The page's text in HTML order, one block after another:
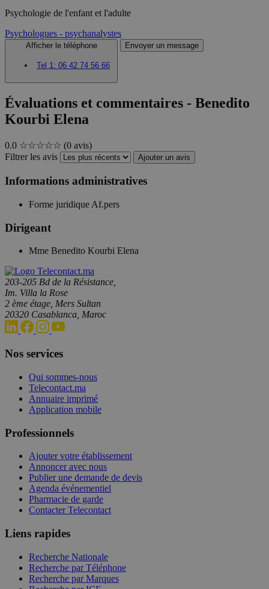
Psychologie de l'enfant et l'adulte
Psychologues - psychanalystes
Afficher le téléphone
Tel 1: 06 42 74 56 66
Envoyer un message
Évaluations et commentaires - Benedito
Kourbi Elena
0.0 ☆☆☆☆☆ (0 avis)
Filtrer les avis
Ajouter un avis
Informations administratives
Forme juridique Af.pers
Dirigeant
Mme Benedito Kourbi Elena
203-205 Bd de la Résistance,
Im. Villa la Rose
2 ème étage, Mers Sultan
20320 Casablanca, Maroc
Nos services
Qui sommes-nous
Telecontact.ma
Annuaire imprimé
Application mobile
Professionnels
Ajouter votre établissement
Annoncer avec nous
Publier une demande de devis
Agenda événementiel
Pharmacie de garde
Contacter Telecontact
Liens rapides
Recherche Nationale
Recherche par Téléphone
Recherche par Marques